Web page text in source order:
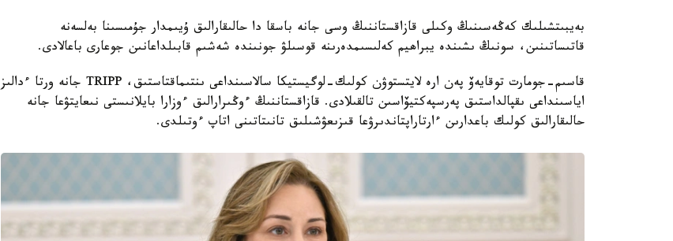
بەيبىتشىلىك كەڭەسىنىڭ وكىلى قازاقستاننىڭ وسى جانە باسقا دا حالىقارالىق ۇيىمدار جۇمىسىنا بەلسەنە
قاتىساتىنىن، سونىڭ ىشىندە يبراھيم كەلىسىمدەرىنە قوسىلۋ جونىندە شەشىم قابىلداعانىن جوعارى باعالادى.
قاسىم-جومارت توقايەۆ پەن ارە لايتستوۋن كولىك-لوگيستيكا سالاسىنداعى ىنتىماقتاستىق، TRIPP جانە ورتا ءدالىز
اياسىنداعى ىقپالداستىق پەرسپەكتيۆاسىن تالقىلادى. قازاقستاننىڭ ءوڭىرارالىق ءوزارا بايلانىستى نىعايتۋعا جانە
حالىقارالىق كولىك باعدارىن ءارتاراپتاندىرۋعا قىزىعۋشىلىق تانىتاتىنى اتاپ ءوتىلدى.